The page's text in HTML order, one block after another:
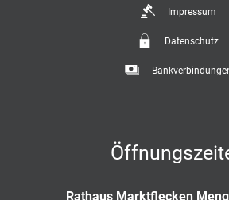
Impressum
Datenschutz
Rathaus Marktflecken